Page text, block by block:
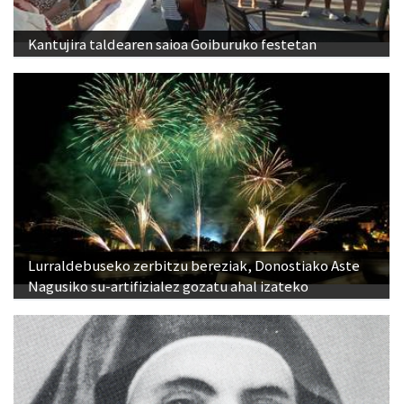
Kantujira taldearen saioa Goiburuko festetan
Lurraldebuseko zerbitzu bereziak, Donostiako Aste
Nagusiko su-artifizialez gozatu ahal izateko